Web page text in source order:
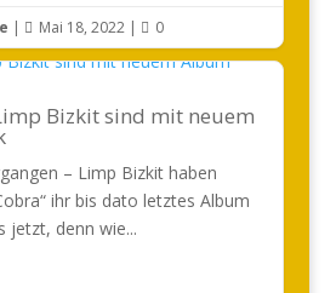
|  Mai 18, 2022|  0
Bizkit sind mit neuem
– Limp Bizkit haben
ihr bis dato letztes Album
jetzt, denn wie...